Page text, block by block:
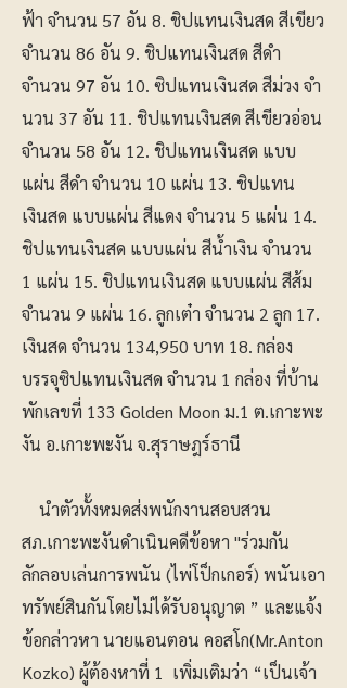
ฟ้า จำนวน 57 อัน 8. ชิปแทนเงินสด สีเขียว
จํานวน 86 อัน 9. ชิปแทนเงินสด สีดำ
จำนวน 97 อัน 10. ซิปแทนเงินสด สีม่วง จํา
นวน 37 อัน 11. ชิปแทนเงินสด สีเขียวอ่อน
จำนวน 58 อัน 12. ชิปแทนเงินสด แบบ
แผ่น สีดำ จำนวน 10 แผ่น 13. ชิปแทน
เงินสด แบบแผ่น สีแดง จำนวน 5 แผ่น 14.
ชิปแทนเงินสด แบบแผ่น สีน้ำเงิน จำนวน
1 แผ่น 15. ชิปแทนเงินสด แบบแผ่น สีส้ม
จำนวน 9 แผ่น 16. ลูกเต๋า จํานวน 2 ลูก 17.
เงินสด จํานวน 134,950 บาท 18. กล่อง
บรรจุซิปแทนเงินสด จำนวน 1 กล่อง ที่บ้าน
พักเลขที่ 133 Golden Moon ม.1 ต.เกาะพะ
งัน อ.เกาะพะงัน จ.สุราษฎร์ธานี
นำตัวทั้งหมดส่งพนักงานสอบสวน
สภ.เกาะพะงันดำเนินคดีข้อหา "ร่วมกัน
ลักลอบเล่นการพนัน (ไพ่โป็กเกอร์) พนันเอา
ทรัพย์สินกันโดยไม่ได้รับอนุญาต ” และแจ้ง
ข้อกล่าวหา นายแอนตอน คอสโก(Mr.Anton
Kozko) ผู้ต้องหาที่ 1 เพิ่มเติมว่า “เป็นเจ้า